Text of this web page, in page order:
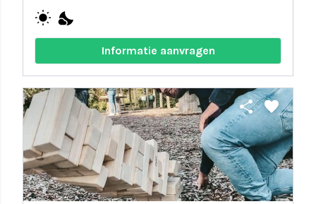
wb_sunny nights_stay
Informatie aanvragen
share favorite